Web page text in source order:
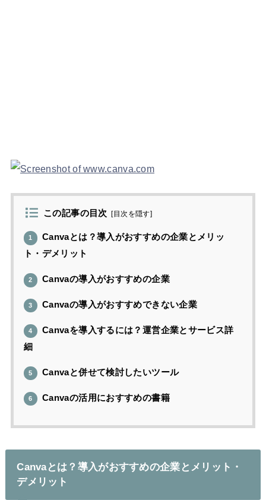
この記事の目次 [目次を隠す]
1
Canvaとは？導入がおすすめの企業とメリッ
ト・デメリット
2 Canvaの導入がおすすめの企業
3 Canvaの導入がおすすめできない企業
4
Canvaを導入するには？運営企業とサービス詳
細
5 Canvaと併せて検討したいツール
6 Canvaの活用におすすめの書籍
Canvaとは？導入がおすすめの企業とメリット・
デメリット